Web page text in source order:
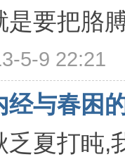
是要把胳
5-9 22:21
与春困
夏打盹,